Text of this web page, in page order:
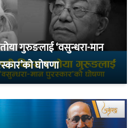
गुरुङलाई ‘वसुन्धरा-मान
घोषणा